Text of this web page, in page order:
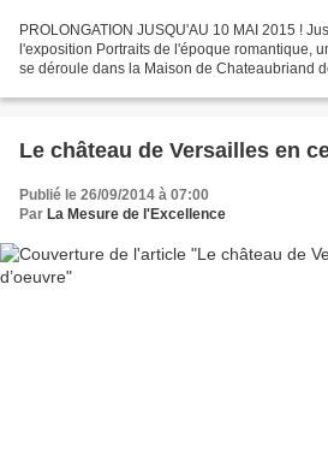
PROLONGATION JUSQU'AU 10 MAI 2015 !
l'exposition Portraits de l'époque romantique,
se déroule dans la Maison de Chateaubriand
Le château de Versailles en
Publié le 26/09/2014 à 07:00
Par La Mesure de l'Excellence